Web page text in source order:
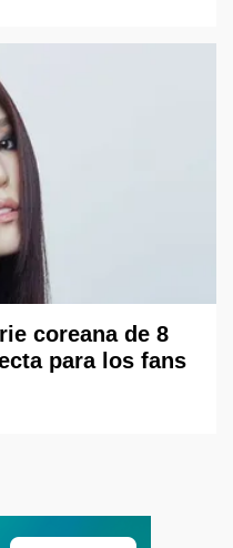
coreana de 8
para los fans